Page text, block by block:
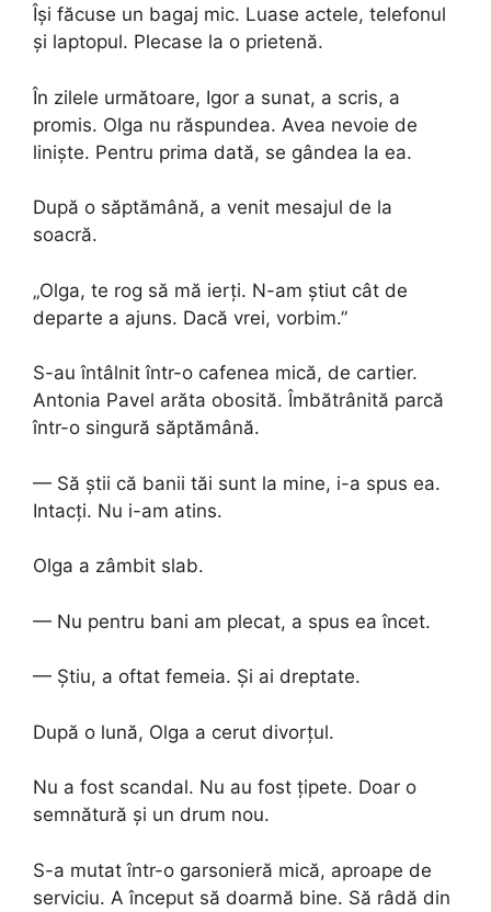
Își făcuse un bagaj mic. Luase actele, telefonul
și laptopul. Plecase la o prietenă.
În zilele următoare, Igor a sunat, a scris, a
promis. Olga nu răspundea. Avea nevoie de
liniște. Pentru prima dată, se gândea la ea.
După o săptămână, a venit mesajul de la
soacră.
„Olga, te rog să mă ierți. N-am știut cât de
departe a ajuns. Dacă vrei, vorbim.”
S-au întâlnit într-o cafenea mică, de cartier.
Antonia Pavel arăta obosită. Îmbătrânită parcă
într-o singură săptămână.
— Să știi că banii tăi sunt la mine, i-a spus ea.
Intacți. Nu i-am atins.
Olga a zâmbit slab.
— Nu pentru bani am plecat, a spus ea încet.
— Știu, a oftat femeia. Și ai dreptate.
După o lună, Olga a cerut divorțul.
Nu a fost scandal. Nu au fost țipete. Doar o
semnătură și un drum nou.
S-a mutat într-o garsonieră mică, aproape de
serviciu. A început să doarmă bine. Să râdă din